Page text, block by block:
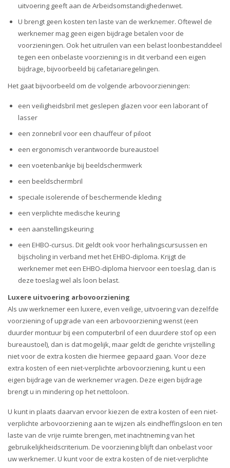
uitvoering geeft aan de Arbeidsomstandighedenwet.
U brengt geen kosten ten laste van de werknemer. Oftewel de
werknemer mag geen eigen bijdrage betalen voor de
voorzieningen. Ook het uitruilen van een belast loonbestanddeel
tegen een onbelaste voorziening is in dit verband een eigen
bijdrage, bijvoorbeeld bij cafetariaregelingen.
Het gaat bijvoorbeeld om de volgende arbovoorzieningen:
een veiligheidsbril met geslepen glazen voor een laborant of
lasser
een zonnebril voor een chauffeur of piloot
een ergonomisch verantwoorde bureaustoel
een voetenbankje bij beeldschermwerk
een beeldschermbril
speciale isolerende of beschermende kleding
een verplichte medische keuring
een aanstellingskeuring
een EHBO-cursus. Dit geldt ook voor herhalingscursussen en
bijscholing in verband met het EHBO-diploma. Krijgt de
werknemer met een EHBO-diploma hiervoor een toeslag, dan is
deze toeslag wel als loon belast.
Luxere uitvoering arbovoorziening
Als uw werknemer een luxere, even veilige, uitvoering van dezelfde
voorziening of upgrade van een arbovoorziening wenst (een
duurder montuur bij een computerbril of een duurdere stof op een
bureaustoel), dan is dat mogelijk, maar geldt de gerichte vrijstelling
niet voor de extra kosten die hiermee gepaard gaan. Voor deze
extra kosten of een niet-verplichte arbovoorziening, kunt u een
eigen bijdrage van de werknemer vragen. Deze eigen bijdrage
brengt u in mindering op het nettoloon.
U kunt in plaats daarvan ervoor kiezen de extra kosten of een niet-
verplichte arbovoorziening aan te wijzen als eindheffingsloon en ten
laste van de vrije ruimte brengen, met inachtneming van het
gebruikelijkheidscriterium. De voorziening blijft dan onbelast voor
uw werknemer. U kunt voor de extra kosten of de niet-verplichte